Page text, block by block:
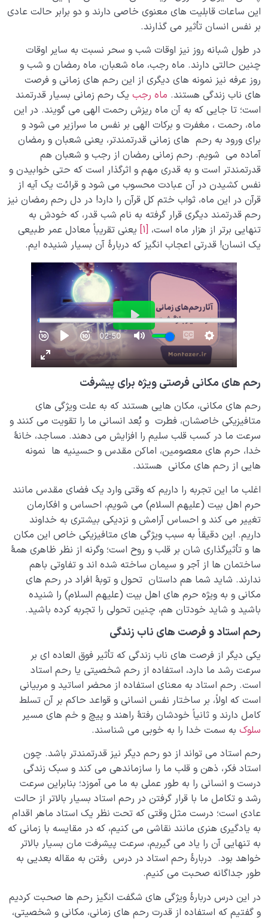
این ساعات قابلیت های معنوی خاصی دارند و دو برابر حالت عادی
بر نفس انسان تأثیر می گذارند.
در طول شبانه روز نیز اوقات شب و سحر نسبت به سایر اوقات
چنین حالتی دارند. ماه رجب، ماه شعبان، ماه رمضان و شب و
روز عرفه نیز نمونه های دیگری از این رحم های زمانی و فرصت
های ناب زندگی هستند. ماه رجب یک رحم زمانی بسیار قدرتمند
است؛ تا جایی که به آن ماه ریزش رحمت الهی می گویند. در این
ماه، رحمت ، مغفرت و برکات الهی بر نفس ما سرازیر می شود و
برای ورود به رحم های زمانی قدرتمندتر، یعنی شعبان و رمضان
آماده می شویم. رحم زمانی رمضان از رجب و شعبان هم
قدرتمندتر است و به قدری مهم و اثرگذار است که حتی خوابیدن و
نفس کشیدن در آن عبادت محسوب می شود و قرائت یک آیه از
قرآن در این ماه، ثواب ختم کل قرآن را دارد! در دل رحم رمضان نیز
رحم قدرتمند دیگری قرار گرفته به نام شب قدر، که خودش به
تنهایی برتر از هزار ماه است، [1]
یعنی تقریباً معادل عمر طبیعی
یک انسان! قدرتی اعجاب انگیز که دربارۀ آن بسیار شنیده ایم.
رحم های مکانی فرصتی ویژه برای پیشرفت
رحم های مکانی، مکان هایی هستند که به علت ویژگی های
متافیزیکی خاصشان، فطرت و بُعد انسانی ما را تقویت می کنند و
سرعت ما در کسب قلب سلیم را افزایش می دهند. مساجد، خانۀ
خدا، حرم های معصومین، اماکن مقدس و حسینیه ها نمونه
هایی از رحم های مکانی هستند.
اغلب ما این تجربه را داریم که وقتی وارد یک فضای مقدس مانند
حرم اهل بیت (علیهم السلام) می شویم، احساس و افکارمان
تغییر می کند و احساس آرامش و نزدیکی بیشتری به خداوند
داریم. این دقیقاً به سبب ویژگی های متافیزیکی خاص این مکان
ها و تأثیرگذاری شان بر قلب و روح است؛ وگرنه از نظر ظاهری همۀ
ساختمان ها از آجر و سیمان ساخته شده اند و تفاوتی باهم
ندارند. شاید شما هم داستان تحول و توبۀ افراد در رحم های
مکانی و به ویژه حرم های اهل بیت (علیهم السلام) را شنیده
باشید و شاید خودتان هم، چنین تحولی را تجربه کرده باشید.
رحم استاد و فرصت های ناب زندگی
یکی دیگر از فرصت های ناب زندگی که تأثیر فوق العاده ای بر
سرعت رشد ما دارد، استفاده از رحم شخصیتی یا رحم استاد
است. رحم استاد به معنای استفاده از محضر اساتید و مربیانی
است که اولاً، بر ساختار نفس انسانی و قواعد حاکم بر آن تسلط
کامل دارند و ثانیاً خودشان رفتۀ راهند و پیچ و خم های مسیر
سلوک به سمت خدا را به خوبی می شناسند.
رحم استاد می تواند از دو رحم دیگر نیز قدرتمندتر باشد. چون
استاد فکر، ذهن و قلب ما را سازماندهی می کند و سبک زندگی
درست و انسانی را به طور عملی به ما می آموزد؛ بنابراین سرعت
رشد و تکامل ما با قرار گرفتن در رحم استاد بسیار بالاتر از حالت
عادی است؛ درست مثل وقتی که تحت نظر یک استاد ماهر اقدام
به یادگیری هنری مانند نقاشی می کنیم، که در مقایسه با زمانی که
به تنهایی آن را یاد می گیریم، سرعت پیشرفت مان بسیار بالاتر
خواهد بود. دربارۀ رحم استاد در درس رفتن به مقاله بعدیی به
طور جداگانه صحبت می کنیم.
در این درس دربارۀ ویژگی های شگفت انگیز رحم ها صحبت کردیم
و گفتیم که استفاده از قدرت رحم های زمانی، مکانی و شخصیتی،